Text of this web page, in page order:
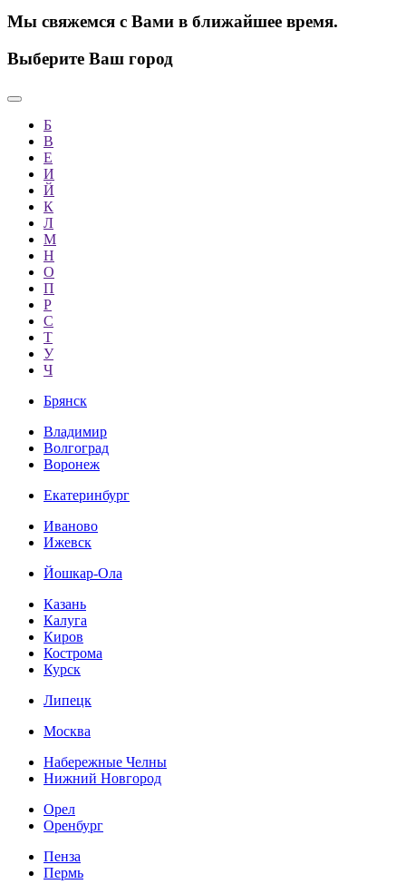
Мы свяжемся с Вами в ближайшее время.
Выберите Ваш город
Б
В
Е
И
Й
К
Л
М
Н
О
П
Р
С
Т
У
Ч
Брянск
Владимир
Волгоград
Воронеж
Екатеринбург
Иваново
Ижевск
Йошкар-Ола
Казань
Калуга
Киров
Кострома
Курск
Липецк
Москва
Набережные Челны
Нижний Новгород
Орел
Оренбург
Пенза
Пермь